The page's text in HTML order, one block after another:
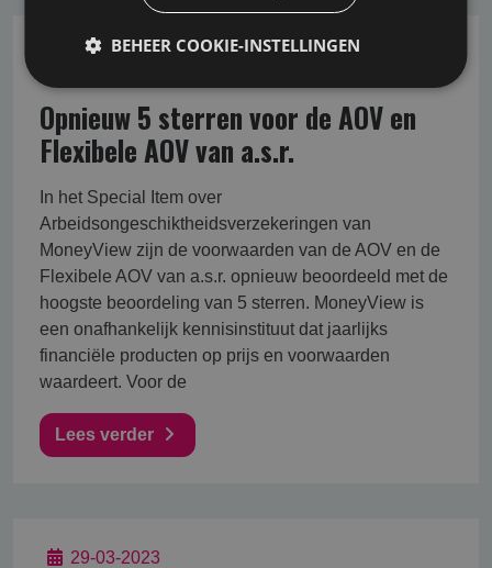
03-03-2023
Opnieuw 5 sterren voor de AOV en
Flexibele AOV van a.s.r.
In het Special Item over
Arbeidsongeschiktheidsverzekeringen van
MoneyView zijn de voorwaarden van de AOV en de
Flexibele AOV van a.s.r. opnieuw beoordeeld met de
hoogste beoordeling van 5 sterren. MoneyView is
een onafhankelijk kennisinstituut dat jaarlijks
financiële producten op prijs en voorwaarden
waardeert. Voor de
Lees verder
29-03-2023
BEHEER COOKIE-INSTELLINGEN